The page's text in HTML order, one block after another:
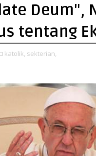
Deum",
tentang
katolik, sekterian,